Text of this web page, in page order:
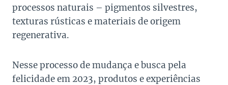
processos naturais – pigmentos silvestres,
texturas rústicas e materiais de origem
regenerativa.
Nesse processo de mudança e busca pela
felicidade em 2023, produtos e experiências